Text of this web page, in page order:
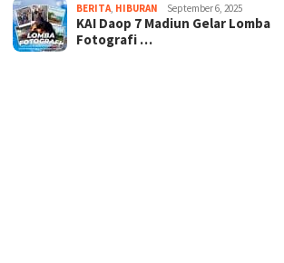
BERITA HIBURAN September 6, 2025
KAI Daop 7 Madiun Gelar Lomba
Fotografi …